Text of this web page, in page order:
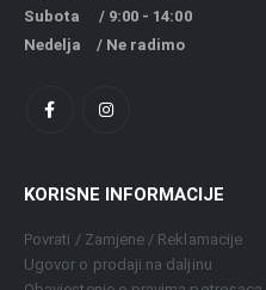
Subota / 9:00 - 14:00
Nedelja / Ne radimo
KORISNE INFORMACIJE
Povrati / Zamjene / Reklamacije
Ugovor o prodaji na daljinu